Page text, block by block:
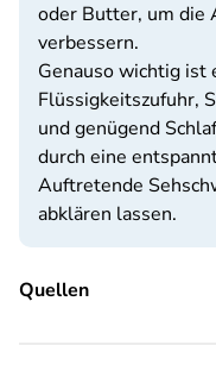
oder Butter, um die
verbessern.
Genauso wichtig ist
Flüssigkeitszufuhr,
und genügend
durch eine
Auftretende
abklären lassen.
Quellen